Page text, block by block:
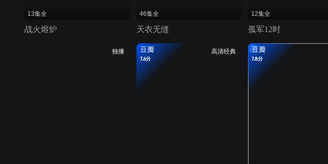
13集全
战火熔炉
46集全
天衣无缝
12集全
孤军12时
独播 高清经典
豆瓣
7.6分
豆瓣
7.8分